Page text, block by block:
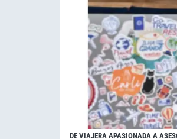
DE VIAJERA APASIONADA A